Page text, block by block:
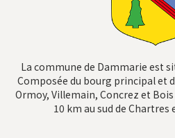
La commune de Dammarie est
Composée du bourg principal et
Ormoy, Villemain, Concrez et
10 km au sud de Chartres